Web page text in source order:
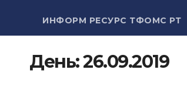
ИНФОРМ РЕСУРС ТФОМС РТ
День:26.09.2019